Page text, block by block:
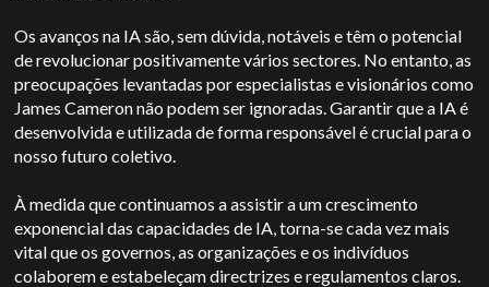
Os avanços na IA são, sem dúvida, notáveis e têm o potencial
de revolucionar positivamente vários sectores. No entanto, as
preocupações levantadas por especialistas e visionários como
James Cameron não podem ser ignoradas. Garantir que a IA é
desenvolvida e utilizada de forma responsável é crucial para o
nosso futuro coletivo.
À medida que continuamos a assistir a um crescimento
exponencial das capacidades de IA, torna-se cada vez mais
vital que os governos, as organizações e os indivíduos
colaborem e estabeleçam directrizes e regulamentos claros.